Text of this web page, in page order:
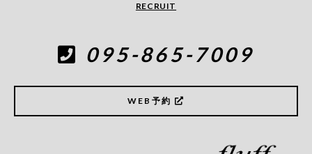
RECRUIT
095-865-7009
WEB予約